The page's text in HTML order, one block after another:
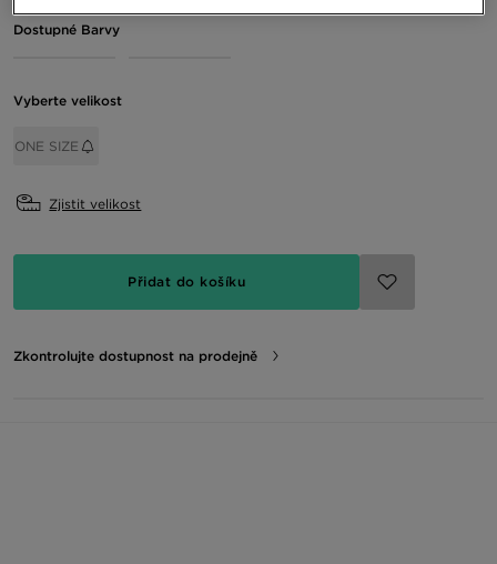
Dostupné Barvy
Vyberte velikost
ONE SIZE
Zjistit velikost
Přidat do košíku
Zkontrolujte dostupnost na prodejně